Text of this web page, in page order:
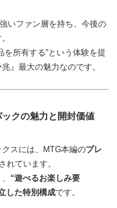
いファン層を持ち、今後の
を所有する”という体験を提
』最大の魅力なのです。
クの魅力と開封価値
クスには、MTG本編のプレ
れています。
“遊べるお楽しみ要
した特別構成です。